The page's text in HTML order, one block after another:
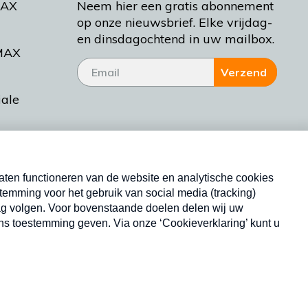
Bakt
Neem hier een gratis abonnement
op onze nieuwsbrief. Elke vrijdag-
en dinsdagochtend in uw mailbox.
Verzend
Nieuwsbrief
Neem hier een gratis abonnement op onze